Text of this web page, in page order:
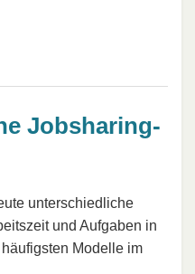
Jobsharing-
unterschiedliche
und Aufgaben in
Modelle im